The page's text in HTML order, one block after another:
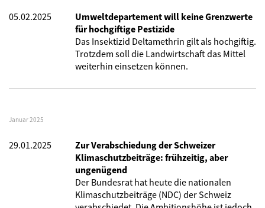
05.02.2025
Umweltdepartement will keine Grenzwerte
für hochgiftige Pestizide
Das Insektizid Deltamethrin gilt als hochgiftig.
Trotzdem soll die Landwirtschaft das Mittel
weiterhin einsetzen können.
Januar 2025
29.01.2025
Zur Verabschiedung der Schweizer
Klimaschutzbeiträge: frühzeitig, aber
ungenügend
Der Bundesrat hat heute die nationalen
Klimaschutzbeiträge (NDC) der Schweiz